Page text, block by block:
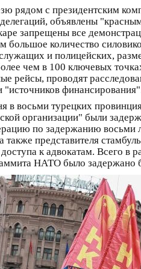
рядом с президентским
объявлены
запрещены все
большое количество
и полицейских,
чем в 100 ключевых
рейсы, проводят
"источников
в восьми турецких
организации" были
по задержанию восьми
также представителя
к адвокатам. Всего в
НАТО было задержано